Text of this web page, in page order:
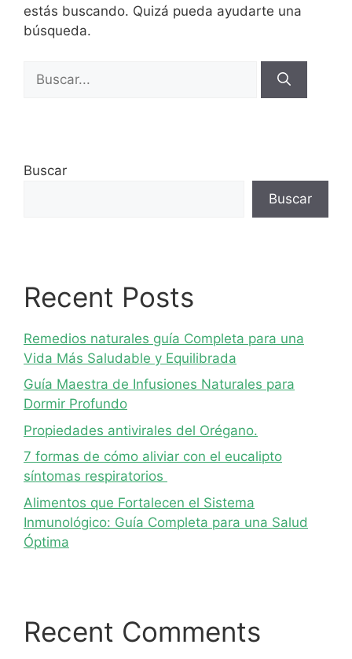
estás buscando. Quizá pueda ayudarte una
búsqueda.
Buscar
Buscar
Recent Posts
Remedios naturales guía Completa para una
Vida Más Saludable y Equilibrada
Guía Maestra de Infusiones Naturales para
Dormir Profundo
Propiedades antivirales del Orégano.
7 formas de cómo aliviar con el eucalipto
síntomas respiratorios
Alimentos que Fortalecen el Sistema
Inmunológico: Guía Completa para una Salud
Óptima
Recent Comments